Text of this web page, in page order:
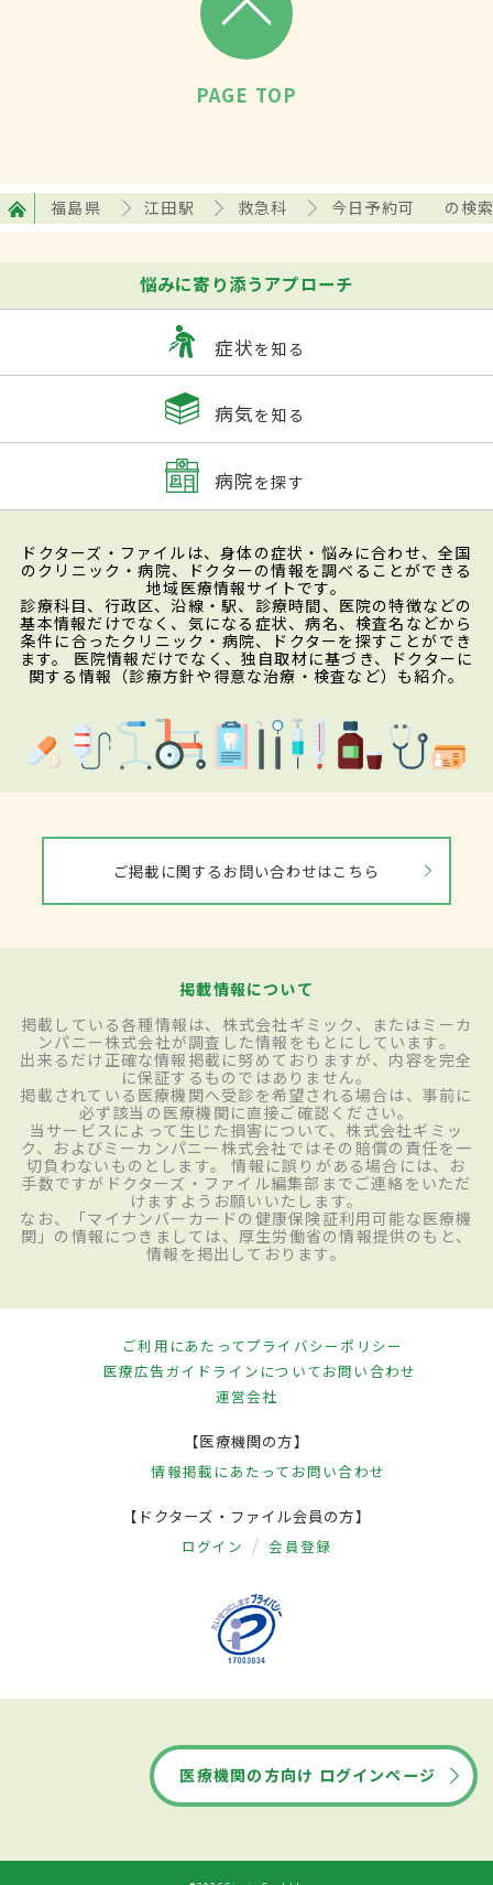
PAGE TOP
福島県 江田駅 救急科 今日予約可 の検
悩みに寄り添うアプローチ
症状を知る
病気を知る
病院を探す
ドクターズ・ファイルは、身体の症状・悩みに合わせ、全国
のクリニック・病院、ドクターの情報を調べることができる
地域医療情報サイトです。
診療科目、行政区、沿線・駅、診療時間、医院の特徴などの
基本情報だけでなく、気になる症状、病名、検査名などから
条件に合ったクリニック・病院、ドクターを探すことができ
ます。 医院情報だけでなく、独自取材に基づき、ドクターに
関する情報（診療方針や得意な治療・検査など）も紹介。
ご掲載に関するお問い合わせはこちら
掲載情報について
掲載している各種情報は、株式会社ギミック、またはミーカ
ンパニー株式会社が調査した情報をもとにしています。
出来るだけ正確な情報掲載に努めておりますが、内容を完全
に保証するものではありません。
掲載されている医療機関へ受診を希望される場合は、事前に
必ず該当の医療機関に直接ご確認ください。
当サービスによって生じた損害について、株式会社ギミッ
ク、およびミーカンパニー株式会社ではその賠償の責任を一
切負わないものとします。 情報に誤りがある場合には、お
手数ですがドクターズ・ファイル編集部までご連絡をいただ
けますようお願いいたします。
なお、「マイナンバーカードの健康保険証利用可能な医療機
関」の情報につきましては、厚生労働省の情報提供のもと、
情報を掲出しております。
ご利用にあたってプライバシーポリシー
医療広告ガイドラインについてお問い合わせ
運営会社
【医療機関の方】
情報掲載にあたって お問い合わせ
【ドクターズ・ファイル会員の方】
ログイン 会員登録
医療機関の方向け ログインページ